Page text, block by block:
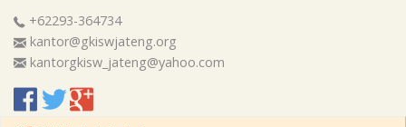
+62293-364734
kantor@gkiswjateng.org
kantorgkisw_jateng@yahoo.com